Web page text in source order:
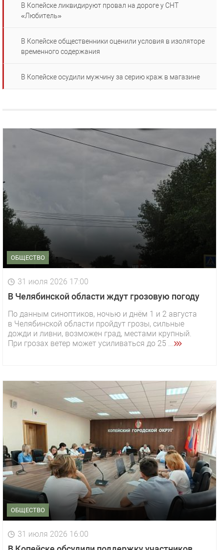
В Копейске ликвидируют провал на дороге у СНТ
«Любитель»
В Копейске общественники оценили условия в изоляторе
временного содержания
В Копейске осудили мужчину за серию краж в магазине
ОБЩЕСТВО
31 июля 2026 17:00
В Челябинской области ждут грозовую погоду
По данным синоптиков, ночью и днём 1 и 2 августа
в Челябинской области пройдут грозы, сильные
дожди и ливни, возможен град, местами крупный.
При грозах ветер может усиливаться до 25 ...
ОБЩЕСТВО
31 июля 2026 16:00